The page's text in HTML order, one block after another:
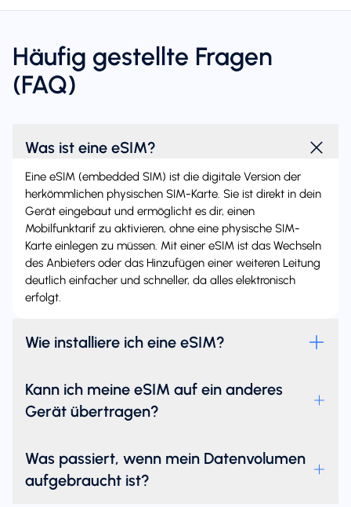
Häufig gestellte Fragen
(FAQ)
Was ist eine eSIM?
Eine eSIM (embedded SIM) ist die digitale Version der
herkömmlichen physischen SIM-Karte. Sie ist direkt in dein
Gerät eingebaut und ermöglicht es dir, einen
Mobilfunktarif zu aktivieren, ohne eine physische SIM-
Karte einlegen zu müssen. Mit einer eSIM ist das Wechseln
des Anbieters oder das Hinzufügen einer weiteren Leitung
deutlich einfacher und schneller, da alles elektronisch
erfolgt.
Wie installiere ich eine eSIM?
Kann ich meine eSIM auf ein anderes
Gerät übertragen?
Was passiert, wenn mein Datenvolumen
aufgebraucht ist?